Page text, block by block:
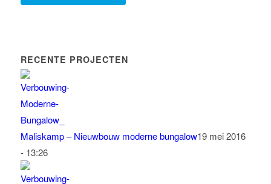
RECENTE PROJECTEN
Maliskamp – Nieuwbouw moderne bungalow19 mei 2016
- 13:26